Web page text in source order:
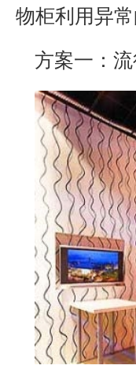
物柜利用异常
方案一：